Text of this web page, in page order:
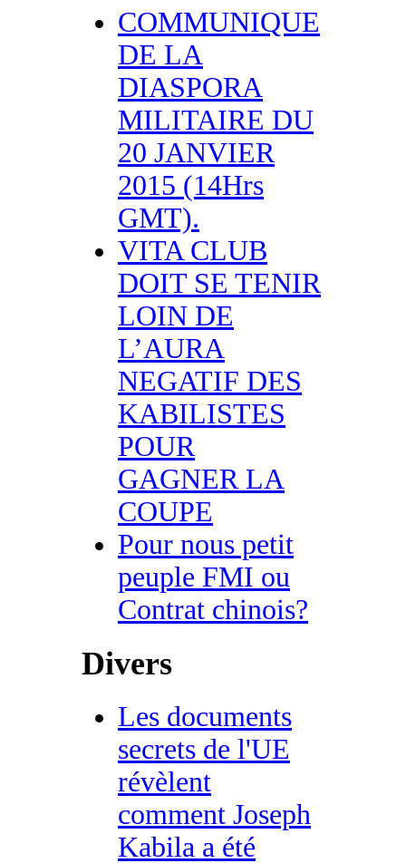
COMMUNIQUE
DE LA
DIASPORA
MILITAIRE DU
20 JANVIER
2015 (14Hrs
GMT).
VITA CLUB
DOIT SE TENIR
LOIN DE
L’AURA
NEGATIF DES
KABILISTES
POUR
GAGNER LA
COUPE
Pour nous petit
peuple FMI ou
Contrat chinois?
Divers
Les documents
secrets de l'UE
révèlent
comment Joseph
Kabila a été